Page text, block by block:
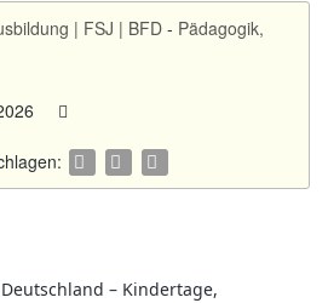
| FSJ | BFD- Pädagogik,
– Kindertage,